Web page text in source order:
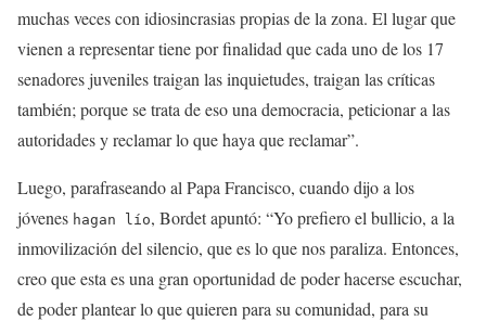
muchas veces con idiosincrasias propias de la zona. El lugar que
vienen a representar tiene por finalidad que cada uno de los 17
senadores juveniles traigan las inquietudes, traigan las críticas
también; porque se trata de eso una democracia, peticionar a las
autoridades y reclamar lo que haya que reclamar”.
Luego, parafraseando al Papa Francisco, cuando dijo a los
jóvenes hagan lío, Bordet apuntó: “Yo prefiero el bullicio, a la
inmovilización del silencio, que es lo que nos paraliza. Entonces,
creo que esta es una gran oportunidad de poder hacerse escuchar,
de poder plantear lo que quieren para su comunidad, para su